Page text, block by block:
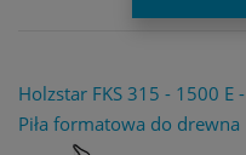
Holzstar FKS 315 - 1500 E -
Piła formatowa do drewna